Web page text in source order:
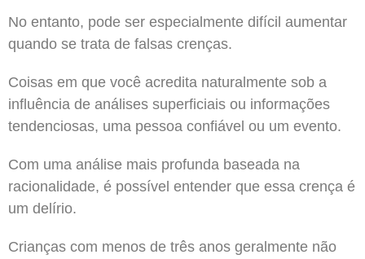
No entanto, pode ser especialmente difícil aumentar
quando se trata de falsas crenças.
Coisas em que você acredita naturalmente sob a
influência de análises superficiais ou informações
tendenciosas, uma pessoa confiável ou um evento.
Com uma análise mais profunda baseada na
racionalidade, é possível entender que essa crença é
um delírio.
Crianças com menos de três anos geralmente não